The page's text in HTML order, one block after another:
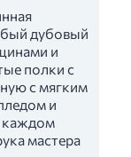
дубовый
и
полки с
с мягким
и
каждом
мастера